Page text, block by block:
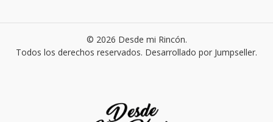
© 2026 Desde mi Rincón.
Todos los derechos reservados. Desarrollado por Jumpseller.